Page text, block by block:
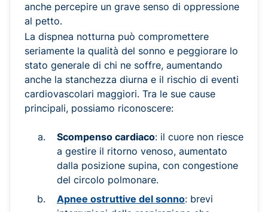
anche percepire un grave senso di oppressione
al petto.
La dispnea notturna può compromettere
seriamente la qualità del sonno e peggiorare lo
stato generale di chi ne soffre, aumentando
anche la stanchezza diurna e il rischio di eventi
cardiovascolari maggiori. Tra le sue cause
principali, possiamo riconoscere:
Scompenso cardiaco: il cuore non riesce
a gestire il ritorno venoso, aumentato
dalla posizione supina, con congestione
del circolo polmonare.
Apnee ostruttive del sonno: brevi